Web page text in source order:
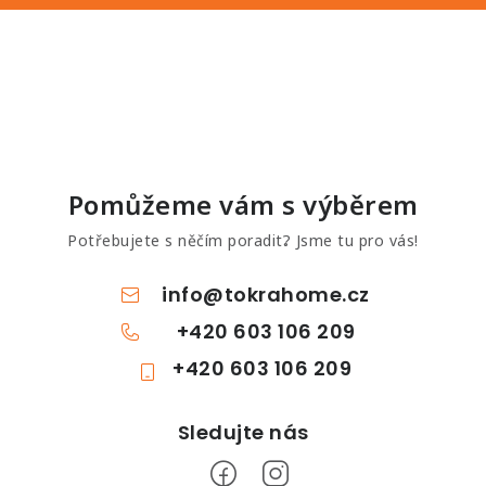
Pomůžeme vám s výběrem
Potřebujete s něčím poradit? Jsme tu pro vás!
info@tokrahome.cz
+420 603 106 209
+420 603 106 209